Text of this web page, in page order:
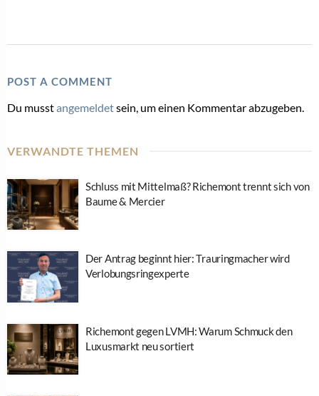
POST A COMMENT
Du musstangemeldetsein, um einen Kommentar abzugeben.
VERWANDTE THEMEN
Schluss mit Mittelmaß? Richemont trennt sich von
Baume & Mercier
Der Antrag beginnt hier: Trauringmacher wird
Verlobungsringexperte
Richemont gegen LVMH: Warum Schmuck den
Luxusmarkt neu sortiert